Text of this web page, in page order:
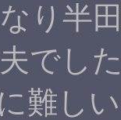
り半
でし
難し